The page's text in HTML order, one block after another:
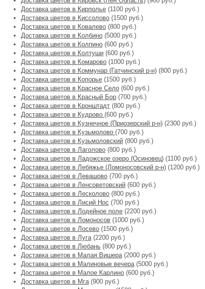
Доставка цветов в Кирполье (1100 руб.)
Доставка цветов в Киссолово (1500 руб.)
Доставка цветов в Ковалево (800 руб.)
Доставка цветов в Колбино (5000 руб.)
Доставка цветов в Колпино (600 руб.)
Доставка цветов в Колтуши (600 руб.)
Доставка цветов в Комарово (1000 руб.)
Доставка цветов в Коммунар (Гатчинский р-н) (800 руб.)
Доставка цветов в Копорье (1500 руб.)
Доставка цветов в Красное Село (600 руб.)
Доставка цветов в Красный Бор (700 руб.)
Доставка цветов в Кронштадт (800 руб.)
Доставка цветов в Кудрово (600 руб.)
Доставка цветов в Кузнечное (Приозерский р-н) (2300 руб.)
Доставка цветов в Кузьмолово (700 руб.)
Доставка цветов в Кузьмоловский (800 руб.)
Доставка цветов в Лаголово (800 руб.)
Доставка цветов в Ладожское озеро (Осиновец) (1100 руб.)
Доставка цветов в Лебяжье (Ломоносовский р-н) (1200 руб.)
Доставка цветов в Левашово (700 руб.)
Доставка цветов в Ленсоветовский (600 руб.)
Доставка цветов в Лесколово (800 руб.)
Доставка цветов в Лисий Нос (700 руб.)
Доставка цветов в Лодейное поле (2200 руб.)
Доставка цветов в Ломоносов (1000 руб.)
Доставка цветов в Лосево (1500 руб.)
Доставка цветов в Луга(2200 руб.)
Доставка цветов в Любань (800 руб.)
Доставка цветов в Малая Вишера(2000 руб.)
Доставка цветов в Малиновые вечера(5000 руб.)
Доставка цветов в Малое Карлино (600 руб.)
Доставка цветов в Мга(900 руб.)